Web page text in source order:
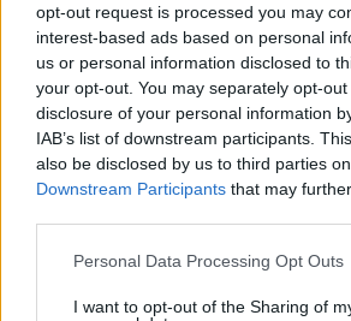
opt-out request is processed you may
interest-based ads based on personal
us or personal information disclosed to
your opt-out. You may separately opt-
disclosure of your personal information
IAB’s list of downstream participants.
also be disclosed by us to third parties
Downstream Participants that may
Please note that this website/app uses
not limited to your visit or usage
Personal Data Processing Opt Outs
I want to opt-out of the Sharing of
ΤΑ ΠΙΟ ΔΗΜΟΦΙΛΗ